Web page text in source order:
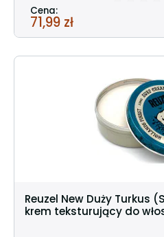
Cena:
71,99 zł
Reuzel New Duży Turkus
krem teksturujący do